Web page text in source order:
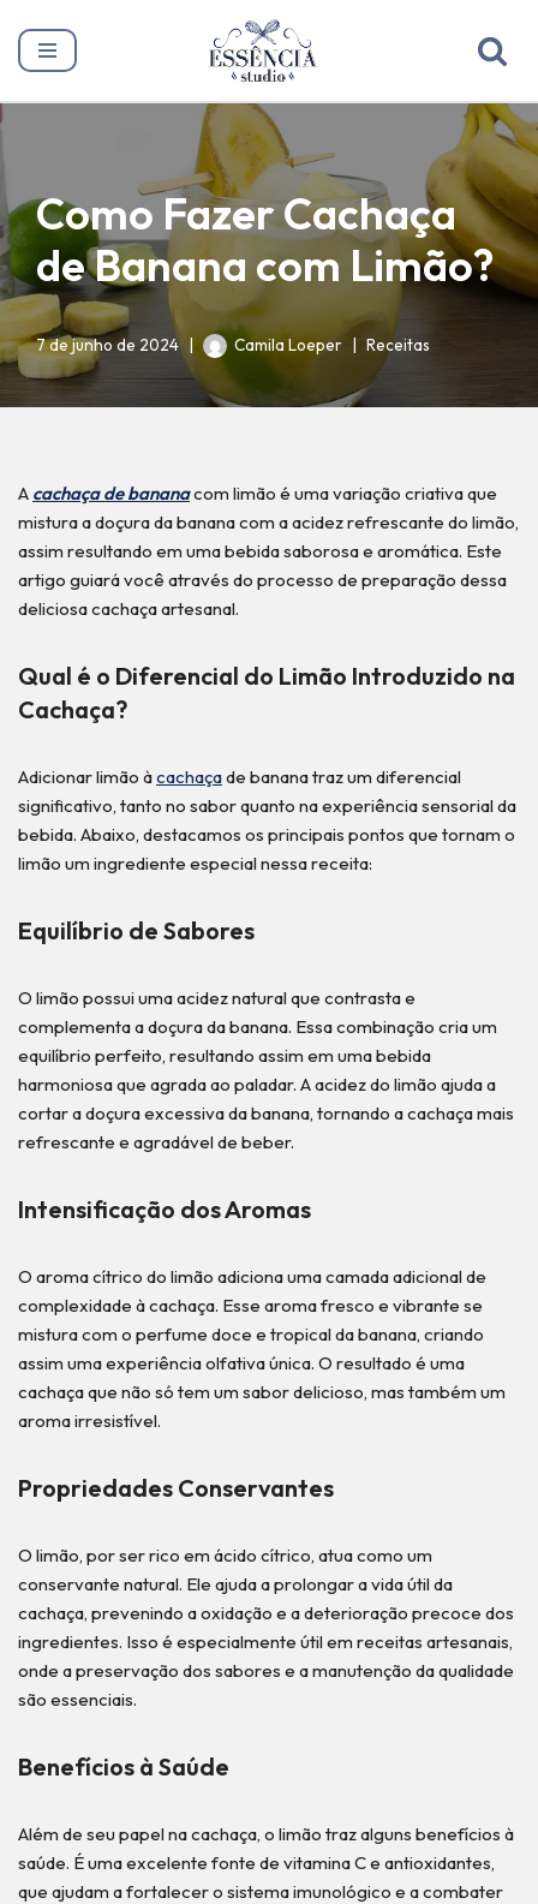
Pular
Como Fazer Cachaça
de Banana com Limão?
7 de junho de 2024 Camila Loeper Receitas
A cachaça de bananacom limão é uma variação criativa que
mistura a doçura da banana com a acidez refrescante do limão,
assim resultando em uma bebida saborosa e aromática. Este
artigo guiará você através do processo de preparação dessa
deliciosa cachaça artesanal.
Qual é o Diferencial do Limão Introduzido na
Cachaça?
Adicionar limão àcachaçade banana traz um diferencial
significativo, tanto no sabor quanto na experiência sensorial da
bebida. Abaixo, destacamos os principais pontos que tornam o
limão um ingrediente especial nessa receita:
Equilíbrio de Sabores
O limão possui uma acidez natural que contrasta e
complementa a doçura da banana. Essa combinação cria um
equilíbrio perfeito, resultando assim em uma bebida
harmoniosa que agrada ao paladar. A acidez do limão ajuda a
cortar a doçura excessiva da banana, tornando a cachaça mais
refrescante e agradável de beber.
Intensificação dos Aromas
O aroma cítrico do limão adiciona uma camada adicional de
complexidade à cachaça. Esse aroma fresco e vibrante se
mistura com o perfume doce e tropical da banana, criando
assim uma experiência olfativa única. O resultado é uma
cachaça que não só tem um sabor delicioso, mas também um
aroma irresistível.
Propriedades Conservantes
O limão, por ser rico em ácido cítrico, atua como um
conservante natural. Ele ajuda a prolongar a vida útil da
cachaça, prevenindo a oxidação e a deterioração precoce dos
ingredientes. Isso é especialmente útil em receitas artesanais,
onde a preservação dos sabores e a manutenção da qualidade
são essenciais.
Benefícios à Saúde
Além de seu papel na cachaça, o limão traz alguns benefícios à
saúde. É uma excelente fonte de vitamina C e antioxidantes,
que ajudam a fortalecer o sistema imunológico e a combater